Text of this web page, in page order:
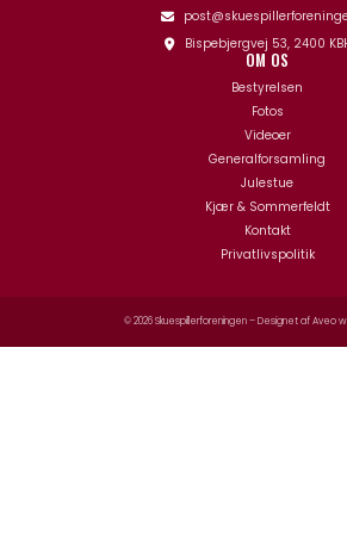
Bispebjergvej 53, 2400
OM OS
Bestyrelsen
Fotos
Videoer
Generalforsamling
Julestue
Kjær & Sommerfeldt
Kontakt
Privatlivspolitik
© 2026 Skuespillerforeningen – Designet afAveo